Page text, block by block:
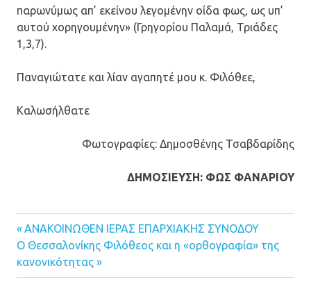
παρωνύμως απ’ εκείνου λεγομένην οίδα φως, ως υπ’
αυτού χορηγουμένην» (Γρηγορίου Παλαμά, Τριάδες
1,3,7).
Παναγιώτατε και λίαν αγαπητέ μου κ. Φιλόθεε,
Καλωσήλθατε
Φωτογραφίες: Δημοσθένης Τσαβδαρίδης
ΔΗΜΟΣΙΕΥΣΗ: ΦΩΣ ΦΑΝΑΡΙΟΥ
Πλοήγηση
άρθρων
Previous
Post:
ΑΝΑΚΟΙΝΩΘΕΝ ΙΕΡΑΣ ΕΠΑΡΧΙΑΚΗΣ ΣΥΝΟΔΟΥ
Next
Post:
Ο Θεσσαλονίκης Φιλόθεος και η «ορθογραφία» της
κανονικότητας